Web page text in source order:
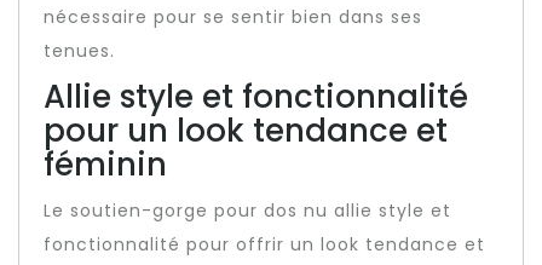
nécessaire pour se sentir bien dans ses
tenues.
Allie style et fonctionnalité
pour un look tendance et
féminin
Le soutien-gorge pour dos nu allie style et
fonctionnalité pour offrir un look tendance et